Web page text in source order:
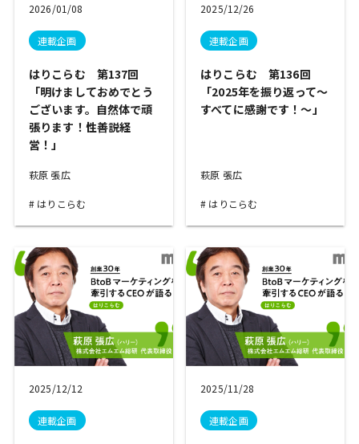
2026/01/08
連載企画
はりこらむ 第137回
「明けましておめでとう
ございます。自然体で頑
張ります！性善説経
営！」
萩原 張広
はりこらむ
2025/12/26
連載企画
はりこらむ 第136回
「2025年を振り返って～
すべてに感謝です！～」
萩原 張広
はりこらむ
2025/12/12
連載企画
2025/11/28
連載企画